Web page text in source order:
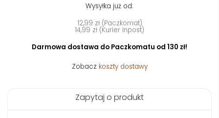
Wysyłka już od:
12,99 zł (Paczkomat)
14,99 zł (Kurier Inpost)
Darmowa dostawa do Paczkomatu od 130 zł!
Zobacz koszty dostawy
Zapytaj o produkt